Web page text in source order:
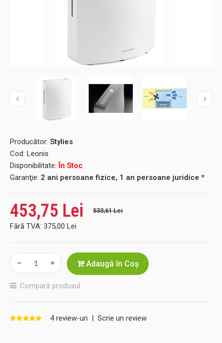
Producător: Stylies
Cod: Leonis
Disponibilitate: În Stoc
Garanţie: 2 ani persoane fizice, 1 an persoane juridice *
453,75 Lei 533,61 Lei
Fără TVA: 375,00 Lei
Adaugă în Coş
Compară produsul
4 review-uri | Scrie un review